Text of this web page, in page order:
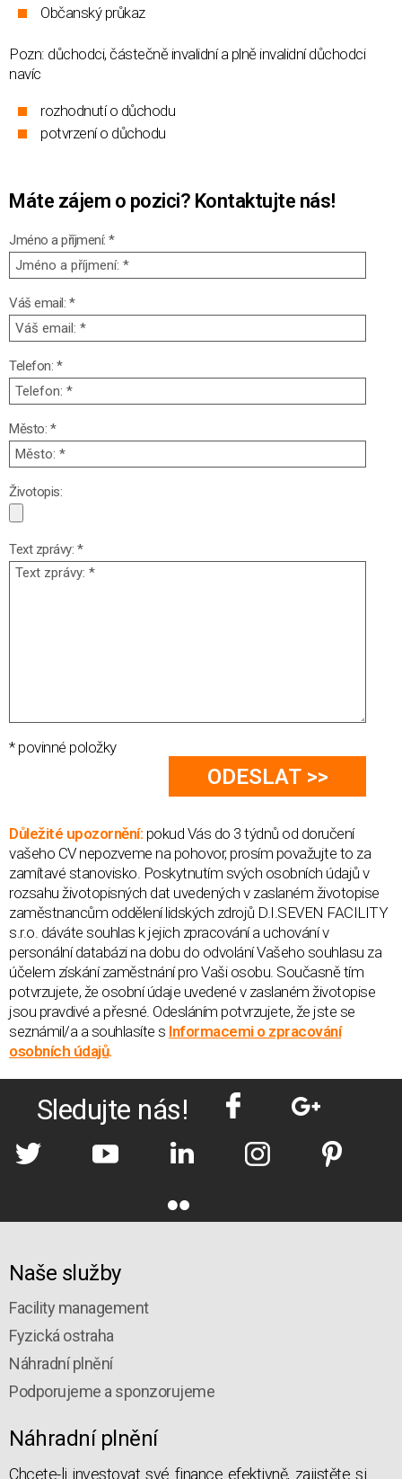
Občanský průkaz
Pozn: důchodci, částečně invalidní a plně invalidní důchodci
navíc
rozhodnutí o důchodu
potvrzení o důchodu
Máte zájem o pozici? Kontaktujte nás!
Jméno a příjmení: *
Váš email: *
Telefon: *
Město: *
Životopis:
Text zprávy: *
* povinné položky
Důležité upozornění: pokud Vás do 3 týdnů od doručení
vašeho CV nepozveme na pohovor, prosím považujte to za
zamítavé stanovisko. Poskytnutím svých osobních údajů v
rozsahu životopisných dat uvedených v zaslaném životopise
zaměstnancům oddělení lidských zdrojů D.I.SEVEN FACILITY
s.r.o. dáváte souhlas k jejich zpracování a uchování v
personální databázi na dobu do odvolání Vašeho souhlasu za
účelem získání zaměstnání pro Vaši osobu. Současně tím
potvrzujete, že osobní údaje uvedené v zaslaném životopise
jsou pravdivé a přesné. Odesláním potvrzujete, že jste se
seznámil/a a souhlasíte s Informacemi o zpracování
osobních údajů.
Sledujte nás!
Naše služby
Facility management
Fyzická ostraha
Náhradní plnění
Podporujeme a sponzorujeme
Náhradní plnění
Chcete-li investovat své finance efektivně, zajistěte si